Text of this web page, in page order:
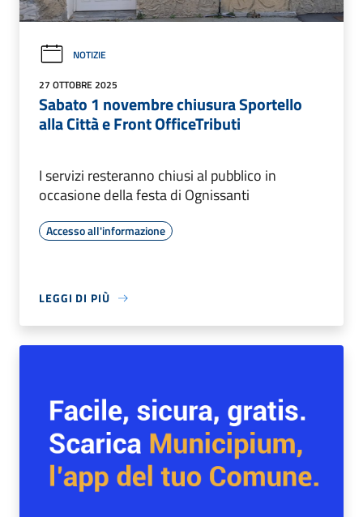
NOTIZIE
27 OTTOBRE 2025
Sabato 1 novembre chiusura Sportello
alla Città e Front OfficeTributi
I servizi resteranno chiusi al pubblico in
occasione della festa di Ognissanti
Accesso all'informazione
LEGGI DI PIÙ